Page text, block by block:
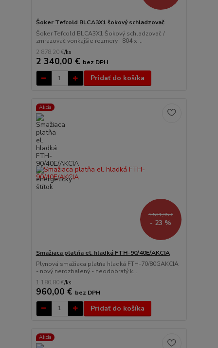
Šoker Tefcold BLCA3X1 šokový schladzovač
Šoker Tefcold BLCA3X1 Šokový schladzovač /
zmrazovač vonkajšie rozmery : 804 x ...
2 878,20 €/ks
2 340,00 € bez DPH
Pridať do košíka
Akcia
1 531,35 €
- 23 %
Smažiaca platňa el. hladká FTH-90/40E/AKCIA
Plynová smažiaca platňa hladká FTH-70/80GAKCIA
- nový nerozbalený - neodobratý k...
1 180,80 €/ks
960,00 € bez DPH
Pridať do košíka
Akcia